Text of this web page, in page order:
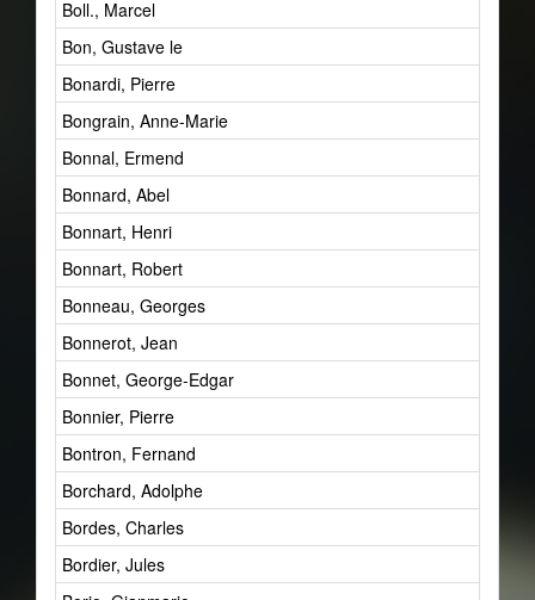
Boll., Marcel
Bon, Gustave le
Bonardi, Pierre
Bongrain, Anne-Marie
Bonnal, Ermend
Bonnard, Abel
Bonnart, Henri
Bonnart, Robert
Bonneau, Georges
Bonnerot, Jean
Bonnet, George-Edgar
Bonnier, Pierre
Bontron, Fernand
Borchard, Adolphe
Bordes, Charles
Bordier, Jules